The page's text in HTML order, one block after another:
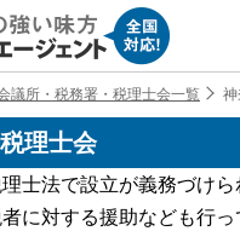
議所・税務署・税理士会一覧
理士会
士法で設立が義務づけら
に対する援助なども行っ